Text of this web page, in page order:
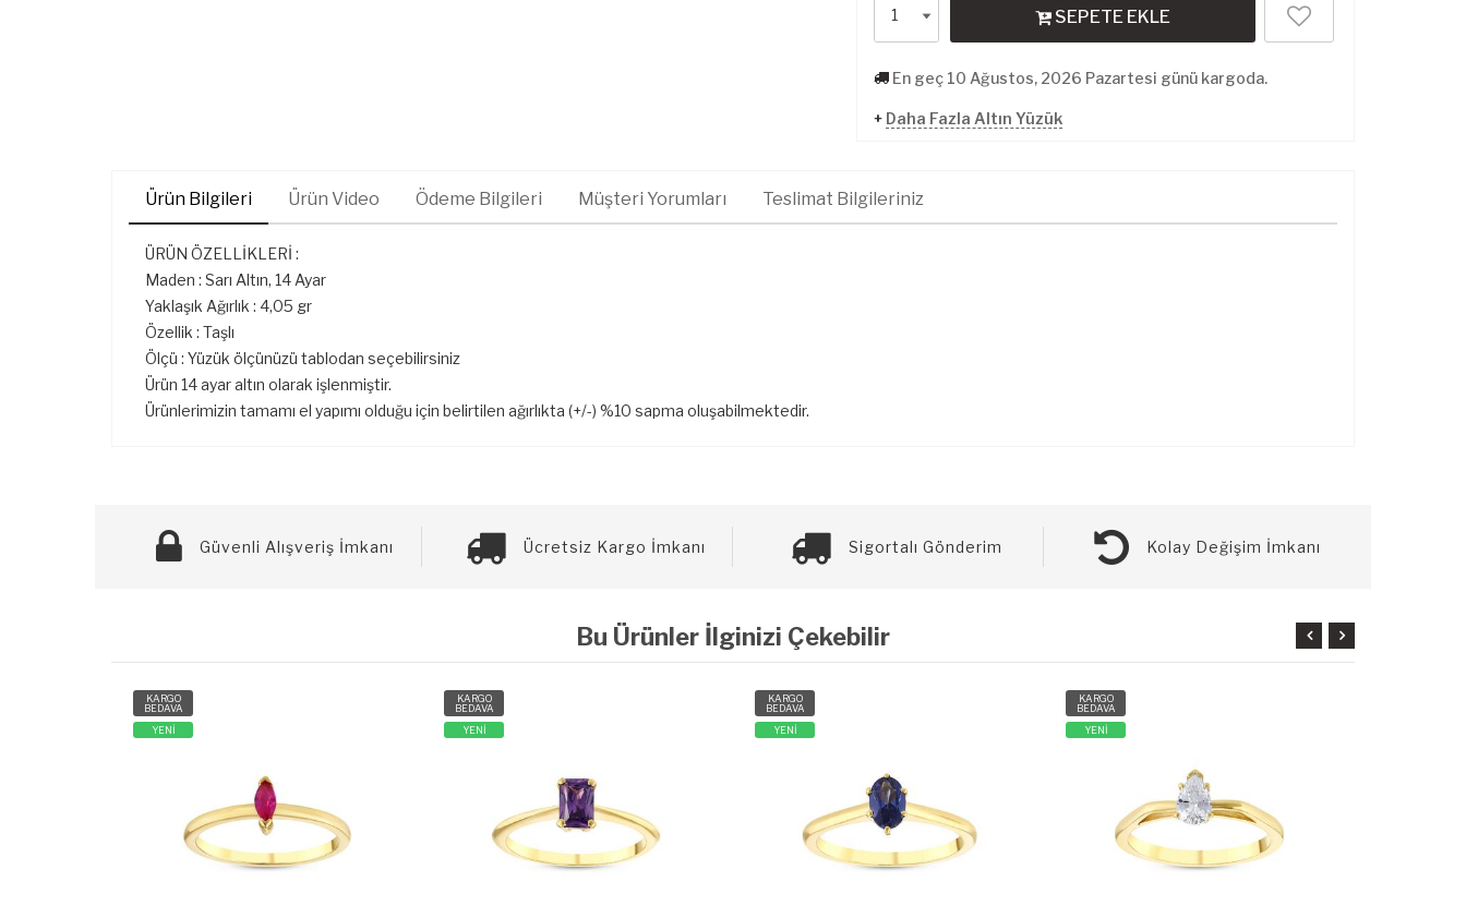
SEPETE EKLE
En geç 10 Ağustos, 2026 Pazartesi günü kargoda.
+ Daha Fazla Altın Yüzük
Ürün Bilgileri Ürün Video Ödeme Bilgileri Müşteri Yorumları Teslimat Bilgileriniz
ÜRÜN ÖZELLİKLERİ :
Maden : Sarı Altın, 14 Ayar
Yaklaşık Ağırlık : 4,05 gr
Özellik : Taşlı
Ölçü : Yüzük ölçünüzü tablodan seçebilirsiniz
Ürün 14 ayar altın olarak işlenmiştir.
Ürünlerimizin tamamı el yapımı olduğu için belirtilen ağırlıkta (+/-) %10 sapma oluşabilmektedir.
Güvenli Alışveriş İmkanı Ücretsiz Kargo İmkanı Sigortalı Gönderim Kolay Değişim İmkanı
Bu Ürünler İlginizi Çekebilir
KARGO
BEDAVA
YENİ
KARGO
BEDAVA
YENİ
KARGO
BEDAVA
YENİ
KARGO
BEDAVA
YENİ